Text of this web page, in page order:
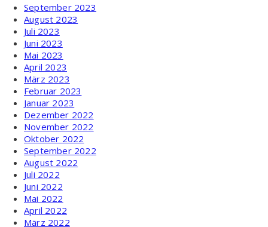
September 2023
August 2023
Juli 2023
Juni 2023
Mai 2023
April 2023
März 2023
Februar 2023
Januar 2023
Dezember 2022
November 2022
Oktober 2022
September 2022
August 2022
Juli 2022
Juni 2022
Mai 2022
April 2022
März 2022